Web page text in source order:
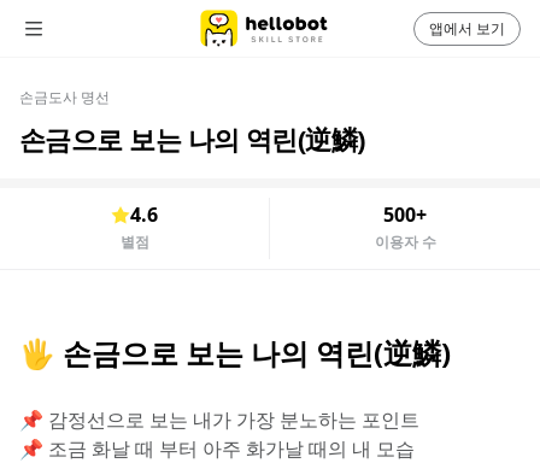
손금도사 명선
손금으로 보는 나의 역린(逆鱗)
4.6
별점
500+
이용자 수
🖐 손금으로 보는 나의 역린(逆鱗)
📌 감정선으로 보는 내가 가장 분노하는 포인트
📌 조금 화날 때 부터 아주 화가날 때의 내 모습
앱에서 보기